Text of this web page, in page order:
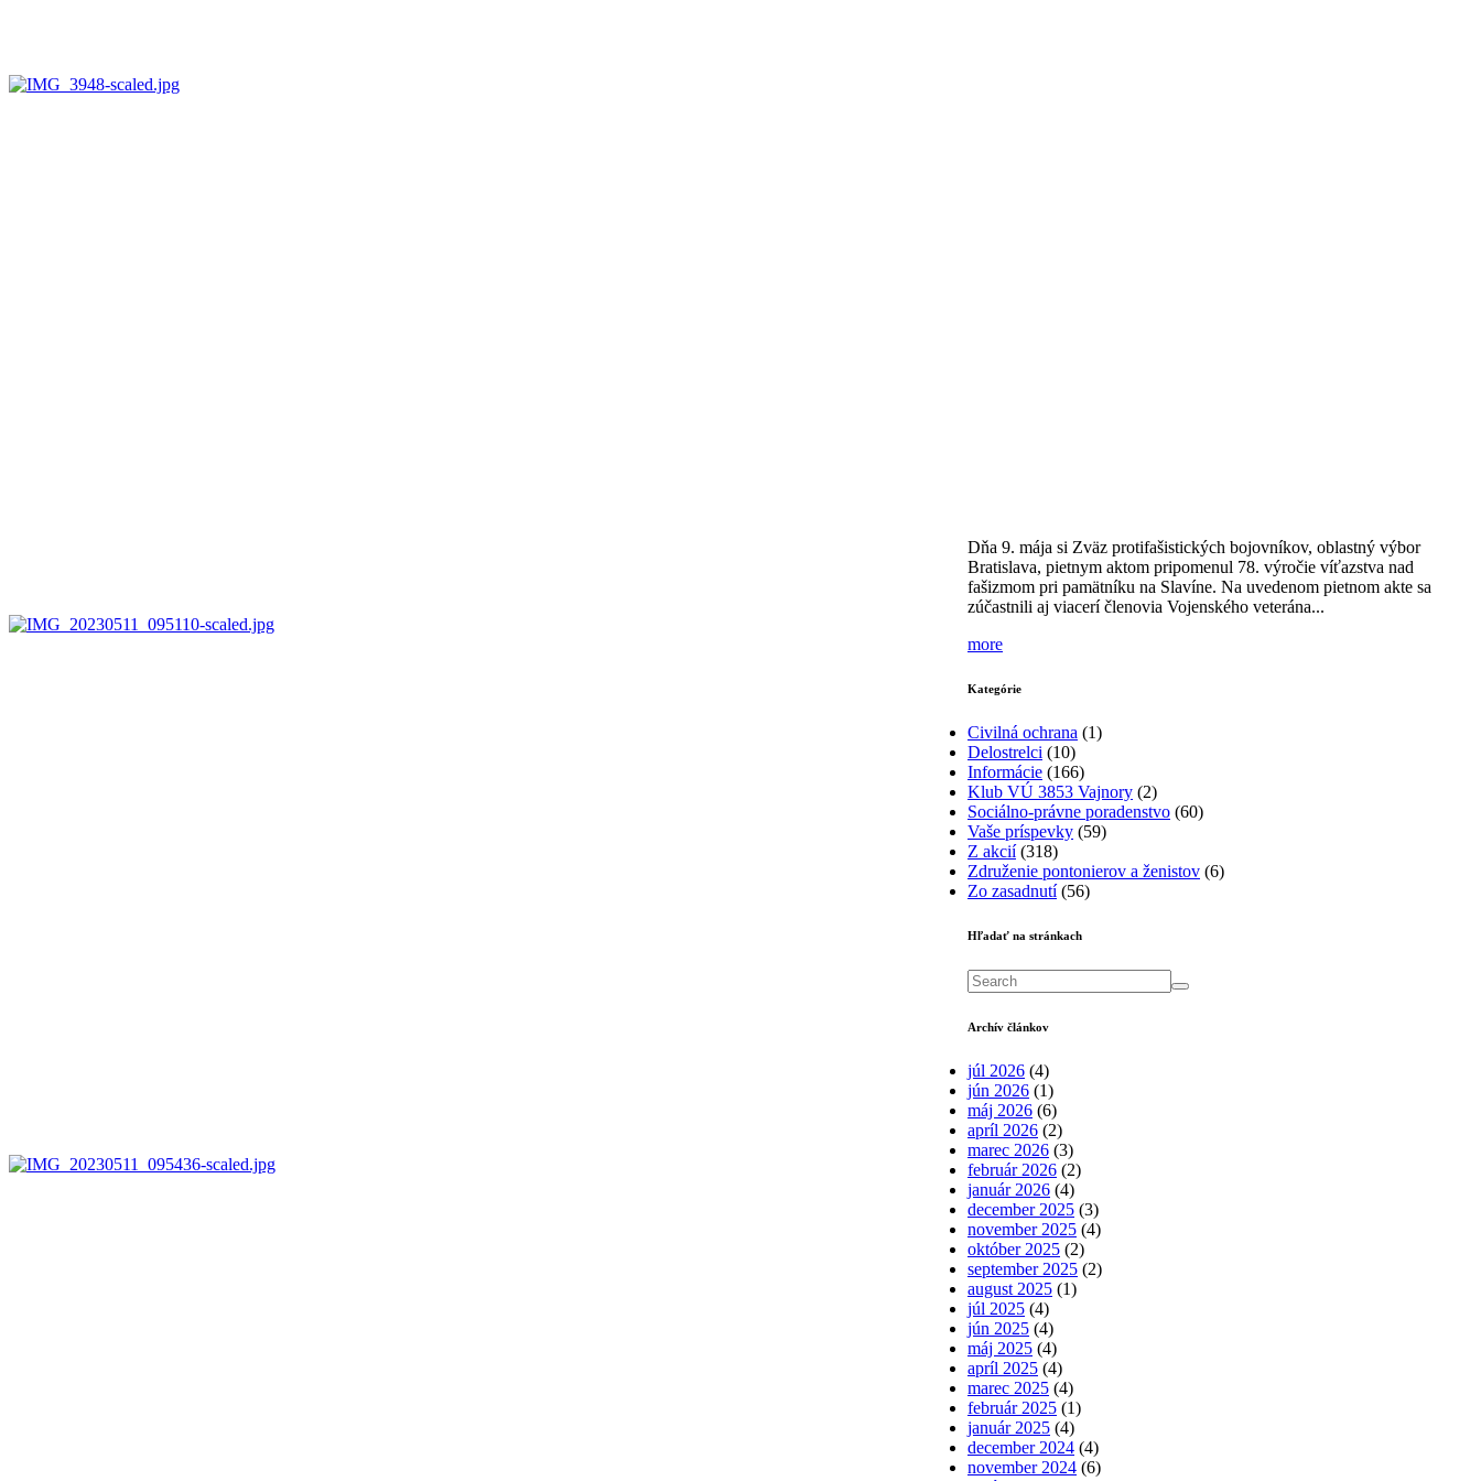
Dňa 9. mája si Zväz protifašistických bojovníkov, oblastný výbor
Bratislava, pietnym aktom pripomenul 78. výročie víťazstva nad
fašizmom pri pamätníku na Slavíne. Na uvedenom pietnom akte sa
zúčastnili aj viacerí členovia Vojenského veterána...
more
Kategórie
Civilná ochrana (1)
Delostrelci (10)
Informácie (166)
Klub VÚ 3853 Vajnory (2)
Sociálno-právne poradenstvo (60)
Vaše príspevky (59)
Z akcií(318)
Združenie pontonierov a ženistov (6)
Zo zasadnutí(56)
Hľadať na stránkach
Archív článkov
júl 2026 (4)
jún 2026 (1)
máj 2026 (6)
apríl 2026 (2)
marec 2026 (3)
február 2026 (2)
január 2026 (4)
december 2025 (3)
november 2025 (4)
október 2025 (2)
september 2025 (2)
august 2025 (1)
júl 2025 (4)
jún 2025 (4)
máj 2025 (4)
apríl 2025 (4)
marec 2025 (4)
február 2025 (1)
január 2025 (4)
december 2024 (4)
november 2024 (6)